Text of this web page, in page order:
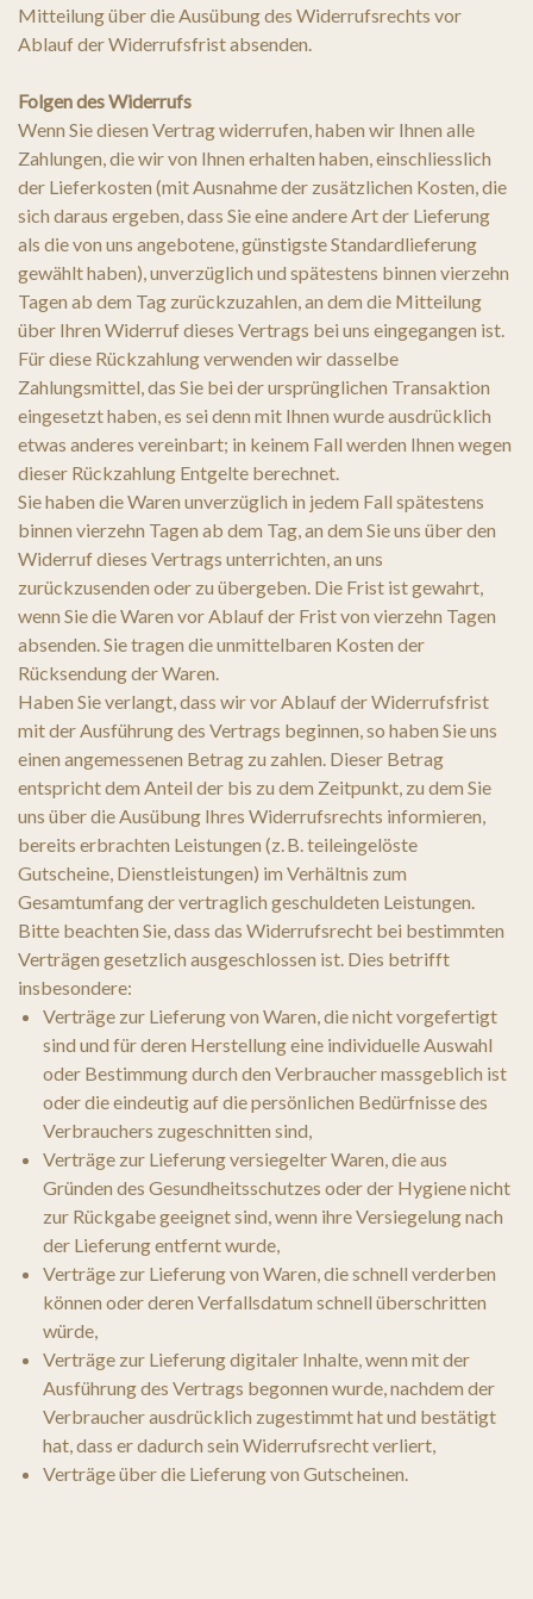
Mitteilung über die Ausübung des Widerrufsrechts vor
Ablauf der Widerrufsfrist absenden.
Folgen des Widerrufs
Wenn Sie diesen Vertrag widerrufen, haben wir Ihnen alle
Zahlungen, die wir von Ihnen erhalten haben, einschliesslich
der Lieferkosten (mit Ausnahme der zusätzlichen Kosten, die
sich daraus ergeben, dass Sie eine andere Art der Lieferung
als die von uns angebotene, günstigste Standardlieferung
gewählt haben), unverzüglich und spätestens binnen vierzehn
Tagen ab dem Tag zurückzuzahlen, an dem die Mitteilung
über Ihren Widerruf dieses Vertrags bei uns eingegangen ist.
Für diese Rückzahlung verwenden wir dasselbe
Zahlungsmittel, das Sie bei der ursprünglichen Transaktion
eingesetzt haben, es sei denn mit Ihnen wurde ausdrücklich
etwas anderes vereinbart; in keinem Fall werden Ihnen wegen
dieser Rückzahlung Entgelte berechnet.
Sie haben die Waren unverzüglich in jedem Fall spätestens
binnen vierzehn Tagen ab dem Tag, an dem Sie uns über den
Widerruf dieses Vertrags unterrichten, an uns
zurückzusenden oder zu übergeben. Die Frist ist gewahrt,
wenn Sie die Waren vor Ablauf der Frist von vierzehn Tagen
absenden. Sie tragen die unmittelbaren Kosten der
Rücksendung der Waren.
Haben Sie verlangt, dass wir vor Ablauf der Widerrufsfrist
mit der Ausführung des Vertrags beginnen, so haben Sie uns
einen angemessenen Betrag zu zahlen. Dieser Betrag
entspricht dem Anteil der bis zu dem Zeitpunkt, zu dem Sie
uns über die Ausübung Ihres Widerrufsrechts informieren,
bereits erbrachten Leistungen (z. B. teileingelöste
Gutscheine, Dienstleistungen) im Verhältnis zum
Gesamtumfang der vertraglich geschuldeten Leistungen.
Bitte beachten Sie, dass das Widerrufsrecht bei bestimmten
Verträgen gesetzlich ausgeschlossen ist. Dies betrifft
insbesondere:
Verträge zur Lieferung von Waren, die nicht vorgefertigt
sind und für deren Herstellung eine individuelle Auswahl
oder Bestimmung durch den Verbraucher massgeblich ist
oder die eindeutig auf die persönlichen Bedürfnisse des
Verbrauchers zugeschnitten sind,
Verträge zur Lieferung versiegelter Waren, die aus
Gründen des Gesundheitsschutzes oder der Hygiene nicht
zur Rückgabe geeignet sind, wenn ihre Versiegelung nach
der Lieferung entfernt wurde,
Verträge zur Lieferung von Waren, die schnell verderben
können oder deren Verfallsdatum schnell überschritten
würde,
Verträge zur Lieferung digitaler Inhalte, wenn mit der
Ausführung des Vertrags begonnen wurde, nachdem der
Verbraucher ausdrücklich zugestimmt hat und bestätigt
hat, dass er dadurch sein Widerrufsrecht verliert,
Verträge über die Lieferung von Gutscheinen.